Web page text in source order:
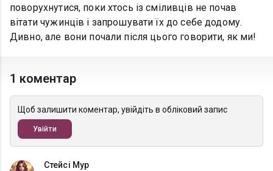
поворухнутися, поки хтось із сміливців не почав
вітати чужинців і запрошувати їх до себе додому.
Дивно, але вони почали після цього говорити, як ми!
1 коментар
Щоб залишити коментар, увійдіть в обліковий запис
Увійти
Стейсі Мур